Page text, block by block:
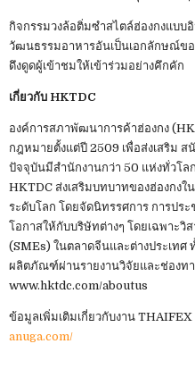
กิจกรรมวงล้อติ่มซำสไตล์ฮ่องกงแบ
วัฒนธรรมอาหารอันเป็นเอกลักษณ์ขอ
ดึงดูดผู้เข้าชมให้เข้าร่วมอย่างคึกคัก
เกี่ยวกับ HKTDC
องค์การสภาพัฒนาการค้าฮ่องกง
กฎหมายตั้งแต่ปี 2509 เพื่อส่งเสริม
ปัจจุบันมีสำนักงานกว่า 50 แห่งทั่วโ
HKTDC ส่งเสริมบทบาทของฮ่องกง
ระดับโลก โดยจัดนิทรรศการ การปร
โอกาสให้กับบริษัทต่างๆ โดยเฉพาะ
(SMEs) ในตลาดจีนและต่างประเท
ผลิตภัณฑ์ผ่านรายงานวิจัยและช่องทา
www.hktdc.com/aboutus
ข้อมูลเพิ่มเติมเกี่ยวกับงาน THAIFEX
anuga.com/